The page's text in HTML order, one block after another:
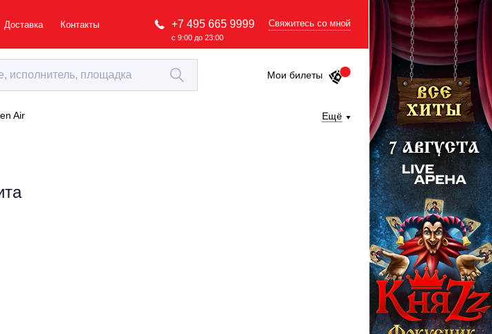
Доставка Контакты +7 495 665 9999
с 9:00 до 23:00
Свяжитесь со мной
Мои билеты
Air Ещё